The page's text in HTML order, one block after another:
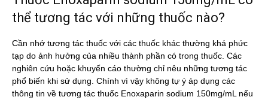
thể tương tác với những thuốc nào?
Cần nhớ tương tác thuốc với các thuốc khác thường khá phức
tạp do ảnh hưởng của nhiều thành phần có trong thuốc. Các
nghiên cứu hoặc khuyến cáo thường chỉ nêu những tương tác
phổ biến khi sử dụng. Chính vì vậy không tự ý áp dụng các
thông tin về tương tác thuốc Enoxaparin sodium 150mg/mL nếu